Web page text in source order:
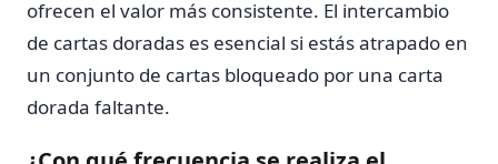
ofrecen el valor más consistente. El intercambio
de cartas doradas es esencial si estás atrapado en
un conjunto de cartas bloqueado por una carta
dorada faltante.